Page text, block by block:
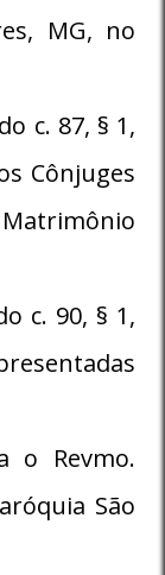
MG, no
c. 87, § 1,
Cônjuges
c. 90, § 1,
o Revmo.
São